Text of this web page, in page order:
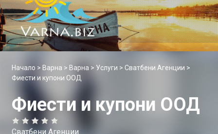
Начало > Варна > Варна > Услуги > Сватбени Агенции >
Фиести и купони ООД
Фиести и купони ООД
Сватбени Агенции